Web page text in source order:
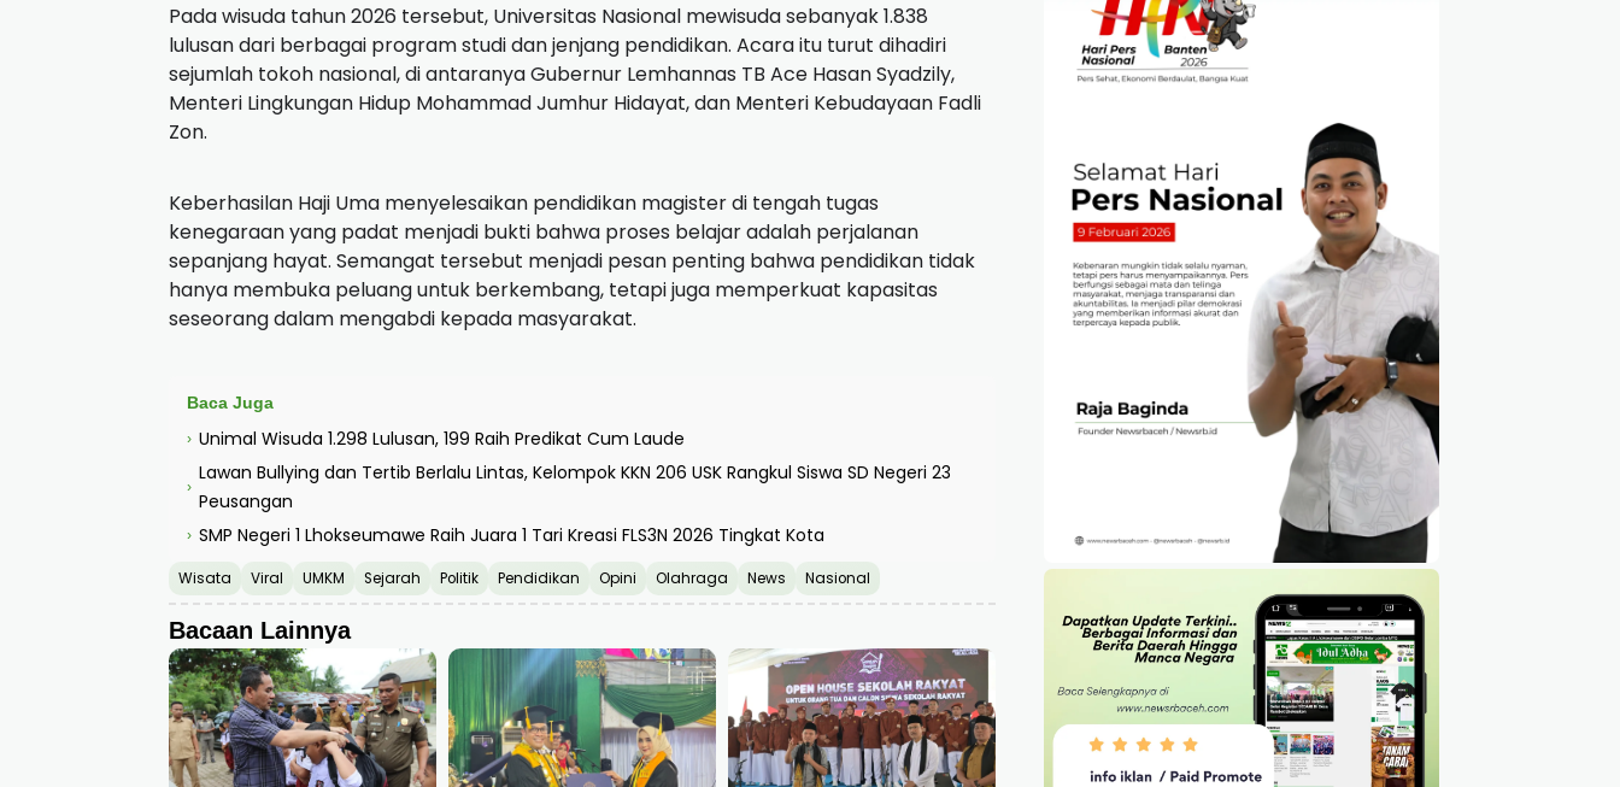
Pada wisuda tahun 2026 tersebut, Universitas Nasional mewisuda sebanyak 1.838
lulusan dari berbagai program studi dan jenjang pendidikan. Acara itu turut dihadiri
sejumlah tokoh nasional, di antaranya Gubernur Lemhannas TB Ace Hasan Syadzily,
Menteri Lingkungan Hidup Mohammad Jumhur Hidayat, dan Menteri Kebudayaan Fadli
Zon.
Keberhasilan Haji Uma menyelesaikan pendidikan magister di tengah tugas
kenegaraan yang padat menjadi bukti bahwa proses belajar adalah perjalanan
sepanjang hayat. Semangat tersebut menjadi pesan penting bahwa pendidikan tidak
hanya membuka peluang untuk berkembang, tetapi juga memperkuat kapasitas
seseorang dalam mengabdi kepada masyarakat.
Baca Juga
› Unimal Wisuda 1.298 Lulusan, 199 Raih Predikat Cum Laude
›
Lawan Bullying dan Tertib Berlalu Lintas, Kelompok KKN 206 USK Rangkul Siswa SD Negeri 23
Peusangan
› SMP Negeri 1 Lhokseumawe Raih Juara 1 Tari Kreasi FLS3N 2026 Tingkat Kota
Wisata Viral UMKM Sejarah Politik Pendidikan Opini Olahraga News Nasional
Bacaan Lainnya